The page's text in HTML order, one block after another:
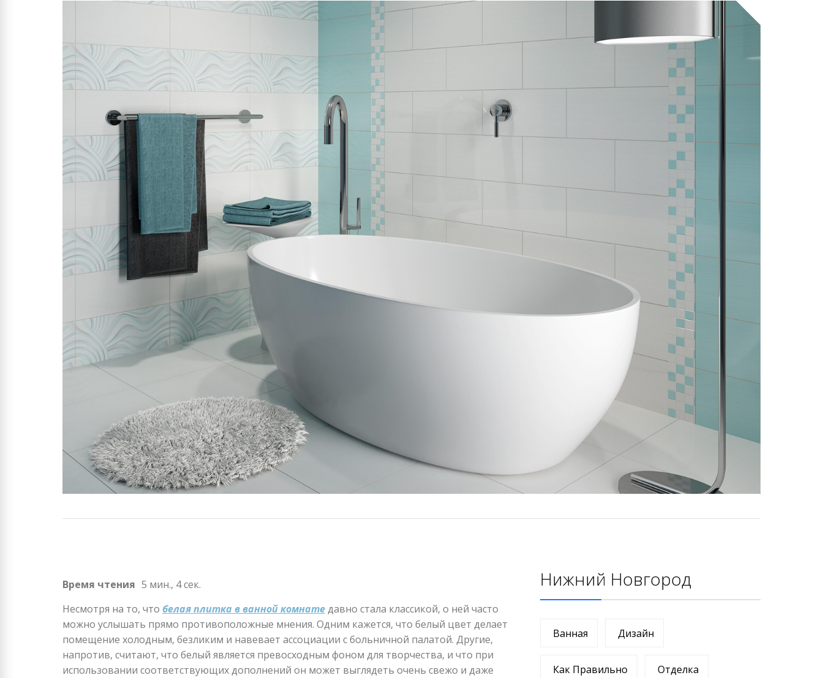
Время чтения 5 мин., 4 сек.
Несмотря на то, что белая плитка в ванной комнатедавно стала классикой, о ней часто
можно услышать прямо противоположные мнения. Одним кажется, что белый цвет делает
помещение холодным, безликим и навевает ассоциации с больничной палатой. Другие,
напротив, считают, что белый является превосходным фоном для творчества, и что при
использовании соответствующих дополнений он может выглядеть очень свежо и даже
Нижний Новгород
Ванная Дизайн
Как Правильно Отделка